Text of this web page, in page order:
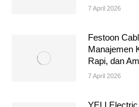
7 April 2026
Festoon
Manajemen
Rapi, dan
7 April 2026
YELI